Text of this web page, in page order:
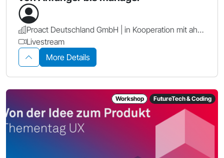
Proact Deutschland GmbH | in Kooperation mit ahd GmbH & Co. KG
Livestream
More Details
Workshop FutureTech & Coding